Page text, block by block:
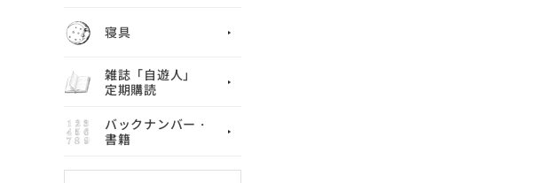
寝具
雑誌「自遊人」
定期購読
バックナンバー・
書籍